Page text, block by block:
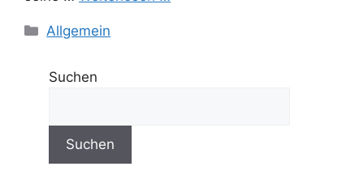
Kategorien
Allgemein
Suchen
Suchen